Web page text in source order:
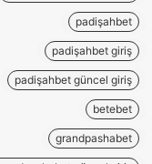
padişahbet
padişahbet giriş
padişahbet güncel giriş
betebet
grandpashabet